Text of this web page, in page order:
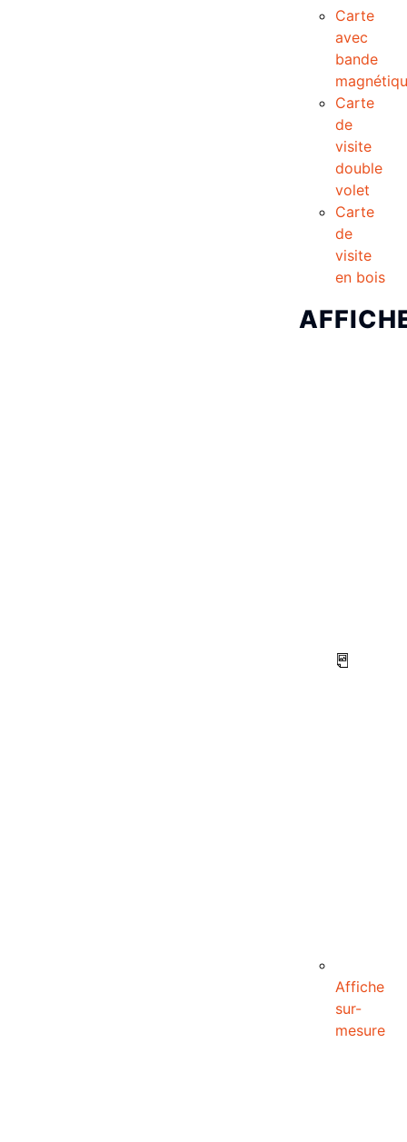
Carte
avec
bande
Carte
de
visite
double
volet
Carte
de
visite
en bois
Affiche
sur-
mesure